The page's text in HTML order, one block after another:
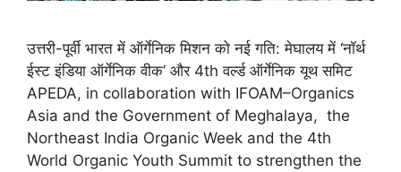
उत्तरी-पूर्वी भारत में ऑर्गेनिक मिशन को नई गति: मेघालय में ‘नॉर्थ
ईस्ट इंडिया ऑर्गेनिक वीक’ और 4th वर्ल्ड ऑर्गेनिक यूथ समिट
APEDA, in collaboration with IFOAM–Organics
Asia and the Government of Meghalaya, the
Northeast India Organic Week and the 4th
World Organic Youth Summit to strengthen the